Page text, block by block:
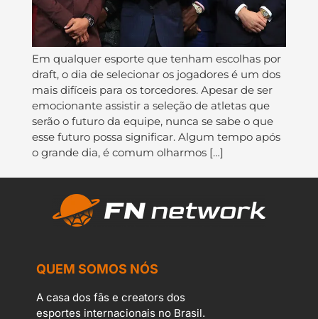
Em qualquer esporte que tenham escolhas por
draft, o dia de selecionar os jogadores é um dos
mais difíceis para os torcedores. Apesar de ser
emocionante assistir a seleção de atletas que
serão o futuro da equipe, nunca se sabe o que
esse futuro possa significar. Algum tempo após
o grande dia, é comum olharmos […]
QUEM SOMOS NÓS
A casa dos fãs e creators dos
esportes internacionais no Brasil.